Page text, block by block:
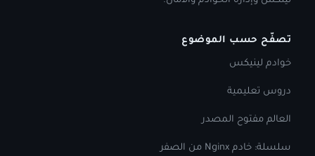
تصفّح حسب الموضوع
خوادم لينيكس
دروس تعليمية
العالم مفتوح المصدر
سلسلة: خادم Nginx من الصفر